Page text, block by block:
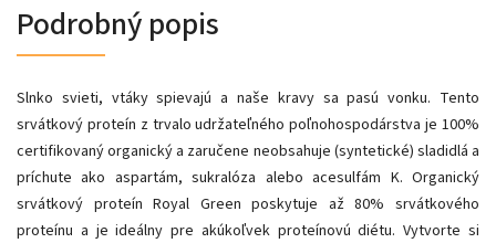
Podrobný popis
Slnko svieti, vtáky spievajú a naše kravy sa pasú vonku. Tento
srvátkový proteín z trvalo udržateľného poľnohospodárstva je 100%
certifikovaný organický a zaručene neobsahuje (syntetické) sladidlá a
príchute ako aspartám, sukralóza alebo acesulfám K. Organický
srvátkový proteín Royal Green poskytuje až 80% srvátkového
proteínu a je ideálny pre akúkoľvek proteínovú diétu. Vytvorte si